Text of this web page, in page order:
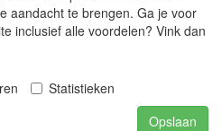
aandacht te brengen. Ga je voor
inclusief alle voordelen? Vink dan
Statistieken
Opslaan